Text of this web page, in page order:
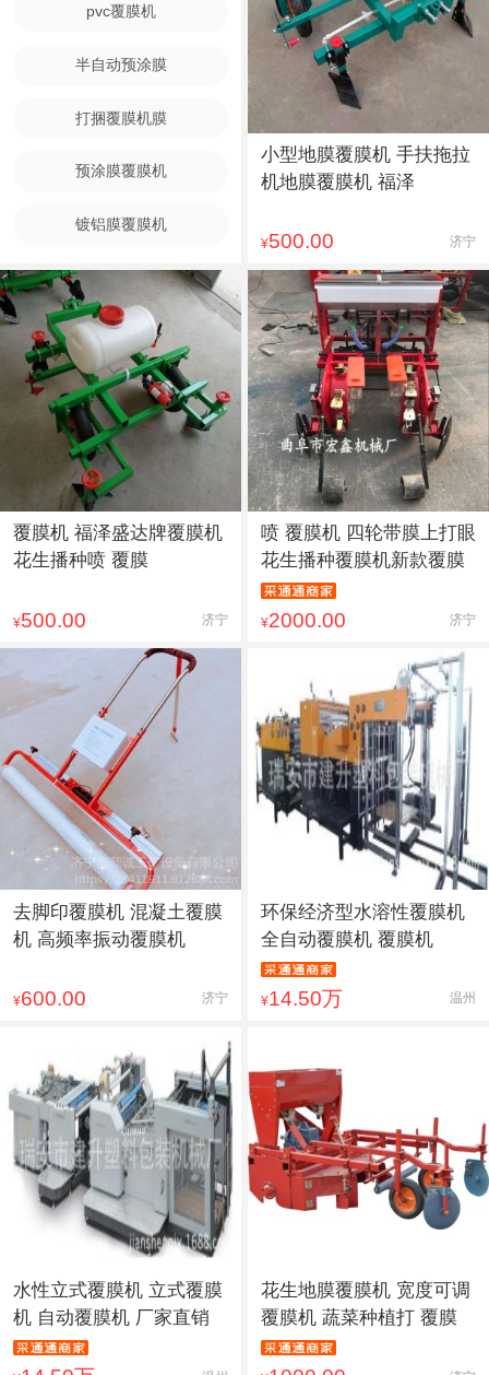
pvc覆膜机
半自动预涂膜
打捆覆膜机膜
预涂膜覆膜机
镀铝膜覆膜机
小型地膜覆膜机 手扶拖拉
机地膜覆膜机 福泽
¥500.00 济宁
覆膜机 福泽盛达牌覆膜机
花生播种喷 覆膜
¥500.00 济宁
喷 覆膜机 四轮带膜上打眼
花生播种覆膜机新款覆膜
¥2000.00 济宁
去脚印覆膜机 混凝土覆膜
机 高频率振动覆膜机
¥600.00 济宁
环保经济型水溶性覆膜机
全自动覆膜机 覆膜机
¥14.50万 温州
水性立式覆膜机 立式覆膜
机 自动覆膜机 厂家直销
花生地膜覆膜机 宽度可调
覆膜机 蔬菜种植打 覆膜